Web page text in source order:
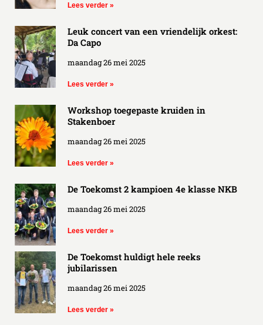
Lees verder »
Leuk concert van een vriendelijk orkest:
Da Capo
maandag 26 mei 2025
Lees verder »
Workshop toegepaste kruiden in
Stakenboer
maandag 26 mei 2025
Lees verder »
De Toekomst 2 kampioen 4e klasse NKB
maandag 26 mei 2025
Lees verder »
De Toekomst huldigt hele reeks
jubilarissen
maandag 26 mei 2025
Lees verder »